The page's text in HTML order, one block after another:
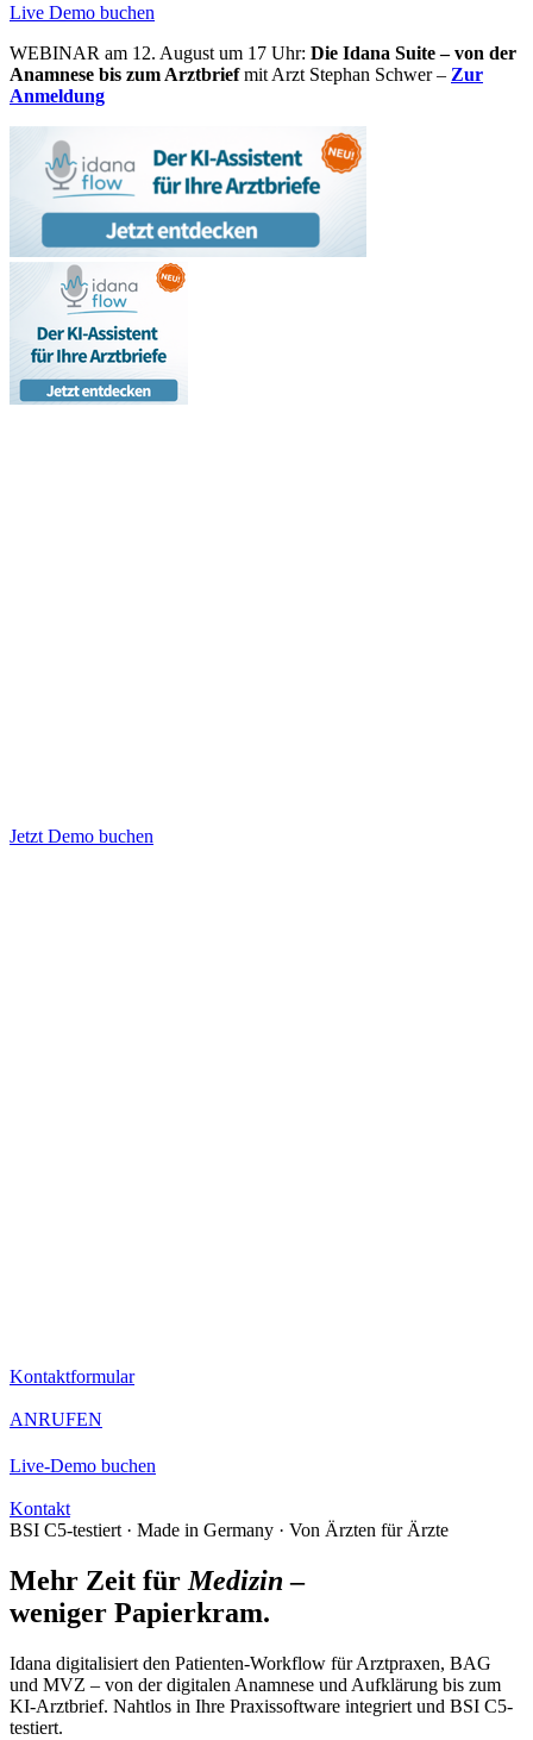
Live Demo buchen
WEBINAR am 12. August um 17 Uhr: Die Idana Suite – von der
Anamnese bis zum Arztbriefmit Arzt Stephan Schwer – Zur
Anmeldung
Jetzt Demo buchen
Kontaktformular
ANRUFEN
Live-Demo buchen
Kontakt
BSI C5-testiert · Made in Germany · Von Ärzten für Ärzte
Mehr Zeit für Medizin –
weniger Papierkram.
Idana digitalisiert den Patienten-Workflow für Arztpraxen, BAG
und MVZ – von der digitalen Anamnese und Aufklärung bis zum
KI-Arztbrief. Nahtlos in Ihre Praxissoftware integriert und BSI C5-
testiert.